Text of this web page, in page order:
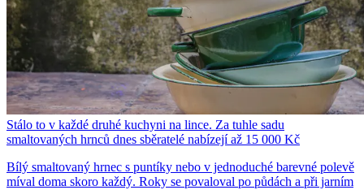
Stálo to v každé druhé kuchyni na lince. Za tuhle sadu
smaltovaných hrnců dnes sběratelé nabízejí až 15 000 Kč
Bílý smaltovaný hrnec s puntíky nebo v jednoduché barevné polevě
míval doma skoro každý. Roky se povaloval po půdách a při jarním